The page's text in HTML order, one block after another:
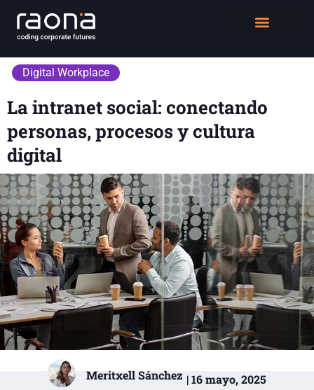
Digital Workplace
La intranet social: conectando
personas, procesos y cultura
digital
Meritxell Sánchez | 16 mayo, 2025